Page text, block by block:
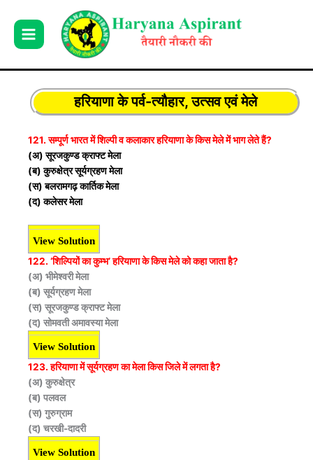
content
हरियाणा के पर्व-त्यौहार, उत्सव एवं मेले
121. सम्पूर्ण भारत में शिल्पी व कलाकार हरियाणा के किस मेले में भाग लेते हैं?
(अ) सूरजकुण्ड क्राफ्ट मेला
(ब) कुरुक्षेत्र सूर्यग्रहण मेला
(स) बलरामगढ़ कार्तिक मेला
(द) कलेसर मेला
View Solution
122. ‘शिल्पियों का कुम्भ’ हरियाणा के किस मेले को कहा जाता है?
(अ) भीमेश्वरी मेला
(ब) सूर्यग्रहण मेला
(स) सूरजकुण्ड क्राफ्ट मेला
(द) सोमवती अमावस्या मेला
View Solution
123. हरियाणा में सूर्यग्रहण का मेला किस जिले में लगता है?
(अ) कुरुक्षेत्र
(ब) पलवल
(स) गुरुग्राम
(द) चरखी-दादरी
View Solution